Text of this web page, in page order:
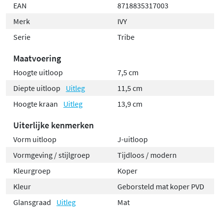
EAN
8718835317003
Merk
IVY
Serie
Tribe
Maatvoering
Hoogte uitloop
7,5 cm
Diepte uitloop
Uitleg
11,5 cm
Hoogte kraan
Uitleg 13,9 cm
Uiterlijke kenmerken
Vorm uitloop
J-uitloop
Vormgeving / stijlgroep
Tijdloos / modern
Kleurgroep
Koper
Kleur
Geborsteld mat koper PVD
Glansgraad
Uitleg
Mat